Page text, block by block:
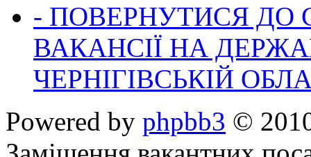
- ПОВЕРНУТИСЯ ДО
ВАКАНСІЇ НА
ЧЕРНІГІВСЬКІЙ
Powered by phpbb3 ©